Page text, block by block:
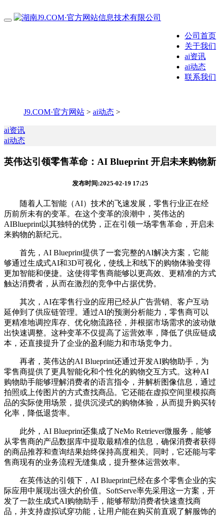
公司首页
关于我们
ai资讯
ai动态
联系我们
J9.COM·官方网站 > ai动态 >
ai资讯
ai动态
英伟达引领零售革命：AI Blueprint 开启未来购物新
发布时间:2025-02-19 17:25
随着人工智能（AI）技术的飞速发展，零售行业正在经
历前所未有的变革。在这个变革的浪潮中，英伟达的
AIBlueprint以其独特的优势，正在引领一场零售革命，开启未
来购物的新纪元。
首先，AI Blueprint提供了一套完整的AI解决方案，它能
够通过生成式AI和3D可视化，使线上和线下的购物体验变得
更加智能和便捷。这使得零售商能够以更高效、更精准的方式
触达消费者，从而在激烈的竞争中占据优势。
其次，AI在零售行业的应用已经从广告营销、客户互动
延伸到了供应链管理。通过AI的预测分析能力，零售商可以
更精准地调控库存、优化物流路径，并根据市场需求的波动做
出快速调整。这种变革不仅提高了运营效率，降低了供应链成
本，还直接提升了企业的盈利能力和市场竞争力。
再者，英伟达的AI Blueprint还通过开发AI购物助手，为
零售商提供了更具智能化和个性化的购物交互方式。这种AI
购物助手能够理解消费者的语言指令，并解析图像信息，通过
拍照或上传图片的方式查找商品。它还能在虚拟空间里模拟商
品的实际使用场景，提供沉浸式的购物体验，从而提升购买转
化率，降低退货率。
此外，AI Blueprint还集成了NeMo Retriever微服务，能够
从零售商的产品数据库中提取最精准的信息，确保消费者获得
的商品推荐和查询结果始终保持高度相关。同时，它还能与零
售商现有的业务流程无缝集成，提升整体运营效率。
在英伟达的引领下，AI Blueprint已经在多个零售企业的实
际应用中展现出强大的价值。SoftServe率先采用这一方案，开
发了一款生成式AI购物助手，能够帮助消费者快速查找商
品，并支持虚拟试穿功能，让用户能在购买前直观了解服饰的